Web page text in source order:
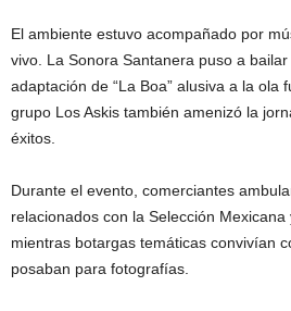
El ambiente estuvo acompañado por
vivo. La Sonora Santanera puso a
adaptación de “La Boa” alusiva a la ola
grupo Los Askis también amenizó la
éxitos.
Durante el evento, comerciantes
relacionados con la Selección Mexicana
mientras botargas temáticas convivían
posaban para fotografías.